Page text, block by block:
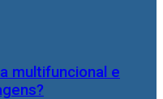
multifuncional e